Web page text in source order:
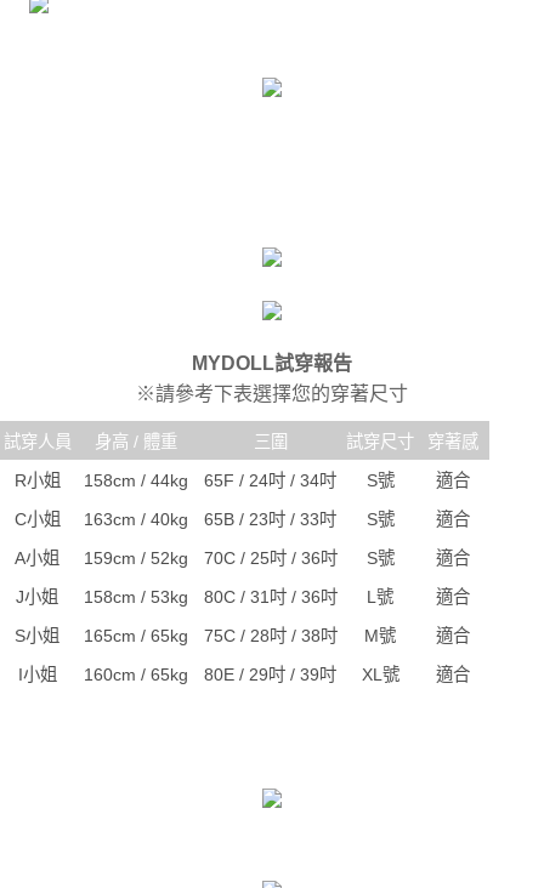
MYDOLL試穿報告
※請參考下表選擇您的穿著尺寸
試穿人員 身高 / 體重 三圍 試穿尺寸
穿著感
R小姐
158cm / 44kg 65F / 24吋 / 34吋 S號
適合
C小姐
163cm / 40kg 65B / 23吋 / 33吋 S號
適合
A小姐
159cm / 52kg 70C / 25吋 / 36吋 S號
適合
J小姐
158cm / 53kg 80C / 31吋 / 36吋 L號
適合
S小姐
165cm / 65kg 75C / 28吋 / 38吋 M號
適合
I小姐
160cm / 65kg 80E / 29吋 / 39吋 XL號 適合